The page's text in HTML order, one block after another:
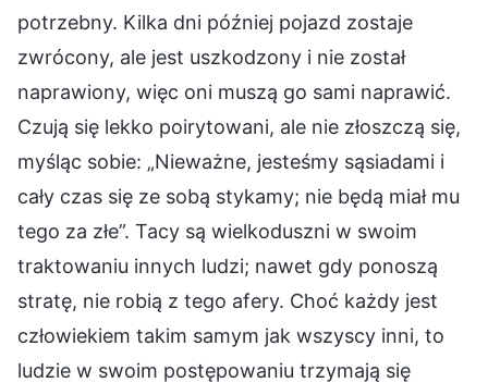
potrzebny. Kilka dni później pojazd zostaje
zwrócony, ale jest uszkodzony i nie został
naprawiony, więc oni muszą go sami naprawić.
Czują się lekko poirytowani, ale nie złoszczą się,
myśląc sobie: „Nieważne, jesteśmy sąsiadami i
cały czas się ze sobą stykamy; nie będą miał mu
tego za złe”. Tacy są wielkoduszni w swoim
traktowaniu innych ludzi; nawet gdy ponoszą
stratę, nie robią z tego afery. Choć każdy jest
człowiekiem takim samym jak wszyscy inni, to
ludzie w swoim postępowaniu trzymają się